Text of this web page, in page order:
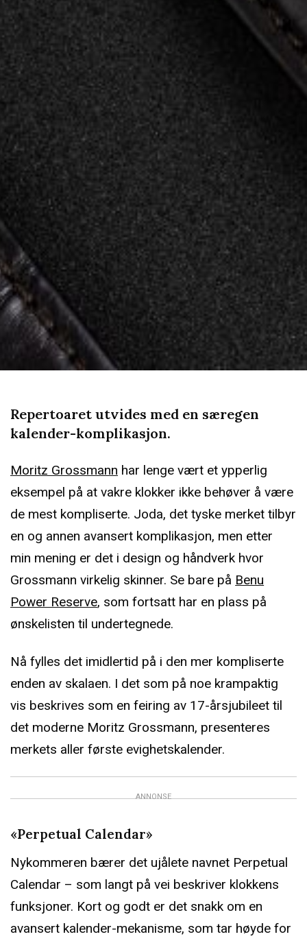
Repertoaret utvides med en særegen
kalender-komplikasjon.
Moritz Grossmann har lenge vært et ypperlig
eksempel på at vakre klokker ikke behøver å være
de mest kompliserte. Joda, det tyske merket tilbyr
en og annen avansert komplikasjon, men etter
min mening er det i design og håndverk hvor
Grossmann virkelig skinner. Se bare på Benu
Power Reserve, som fortsatt har en plass på
ønskelisten til undertegnede.
Nå fylles det imidlertid på i den mer kompliserte
enden av skalaen. I det som på noe krampaktig
vis beskrives som en feiring av 17-årsjubileet til
det moderne Moritz Grossmann, presenteres
merkets aller første evighetskalender.
ANNONSE
«Perpetual Calendar»
Nykommeren bærer det ujålete navnet Perpetual
Calendar – som langt på vei beskriver klokkens
funksjoner. Kort og godt er det snakk om en
avansert kalender-mekanisme, som tar høyde for